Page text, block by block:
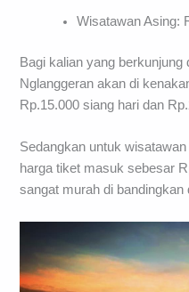
Wisatawan Asing:
Bagi kalian yang berkunjung
Nglanggeran akan di
Rp.15.000 siang hari dan
Sedangkan untuk
harga tiket masuk sebesar
sangat murah di